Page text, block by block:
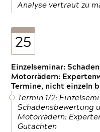
Analyse vertraut zu
25
Einzelseminar:
Motorrädern:
Termine, nicht einzeln
Termin 1/2:
Schadensbewertung
Motorrädern:
Gutachten